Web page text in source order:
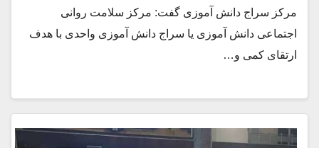
مرکز سراج دانش آموزی گفت: مرکز سلامت روانی
اجتماعی دانش آموزی یا سراج دانش آموزی واحدی با هدف
ارتقای کمی و…